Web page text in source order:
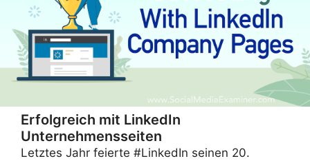
Erfolgreich mit LinkedIn
Unternehmensseiten
Letztes Jahr feierte #LinkedIn seinen 20.